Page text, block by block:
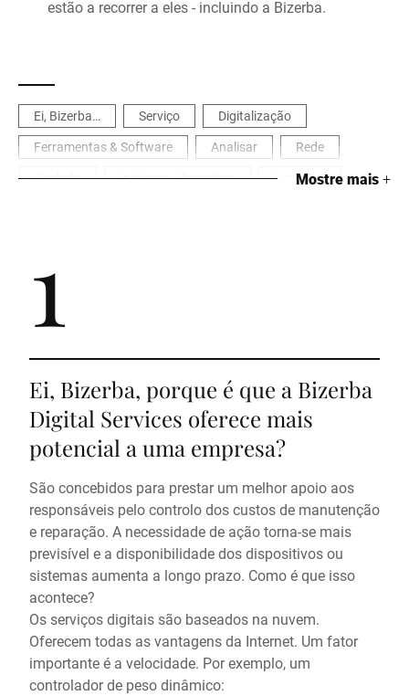
estão a recorrer a eles - incluindo a Bizerba.
Ei, Bizerba… Serviço
Digitalização
Ferramentas & Software
Analisar
Rede
Cuidado
Indústria Alimentícia
Logística
Mostre mais+
1
Ei, Bizerba, porque é que a Bizerba
Digital Services oferece mais
potencial a uma empresa?
São concebidos para prestar um melhor apoio aos
responsáveis pelo controlo dos custos de manutenção
e reparação. A necessidade de ação torna-se mais
previsível e a disponibilidade dos dispositivos ou
sistemas aumenta a longo prazo. Como é que isso
acontece?
Os serviços digitais são baseados na nuvem.
Oferecem todas as vantagens da Internet. Um fator
importante é a velocidade. Por exemplo, um
controlador de peso dinâmico: